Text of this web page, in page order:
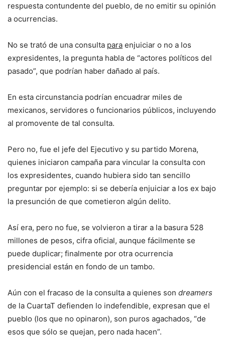
respuesta contundente del pueblo, de no emitir su opinión
a ocurrencias.
No se trató de una consulta para enjuiciar o no a los
expresidentes, la pregunta habla de “actores políticos del
pasado”, que podrían haber dañado al país.
En esta circunstancia podrían encuadrar miles de
mexicanos, servidores o funcionarios públicos, incluyendo
al promovente de tal consulta.
Pero no, fue el jefe del Ejecutivo y su partido Morena,
quienes iniciaron campaña para vincular la consulta con
los expresidentes, cuando hubiera sido tan sencillo
preguntar por ejemplo: si se debería enjuiciar a los ex bajo
la presunción de que cometieron algún delito.
Así era, pero no fue, se volvieron a tirar a la basura 528
millones de pesos, cifra oficial, aunque fácilmente se
puede duplicar; finalmente por otra ocurrencia
presidencial están en fondo de un tambo.
Aún con el fracaso de la consulta a quienes son dreamers
de la CuartaT defienden lo indefendible, expresan que el
pueblo (los que no opinaron), son puros agachados, “de
esos que sólo se quejan, pero nada hacen”.